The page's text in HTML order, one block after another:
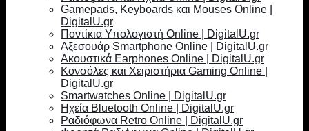
Gamepads, Keyboards και Mouses Online |
DigitalU.gr
Ποντίκια Υπολογιστή Online | DigitalU.gr
Αξεσουάρ Smartphone Online | DigitalU.gr
Ακουστικά Earphones Online | DigitalU.gr
Κονσόλες και Χειριστήρια Gaming Online |
DigitalU.gr
Smartwatches Online | DigitalU.gr
Ηχεία Bluetooth Online | DigitalU.gr
Ραδιόφωνα Retro Online | DigitalU.gr